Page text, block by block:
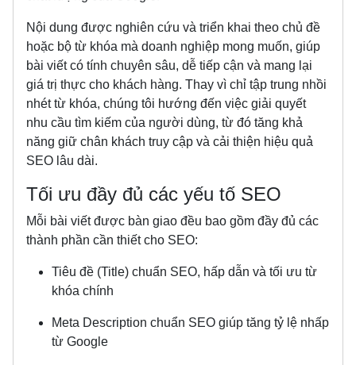
Nội dung được nghiên cứu và triển khai theo chủ đề
hoặc bộ từ khóa mà doanh nghiệp mong muốn, giúp
bài viết có tính chuyên sâu, dễ tiếp cận và mang lại
giá trị thực cho khách hàng. Thay vì chỉ tập trung nhồi
nhét từ khóa, chúng tôi hướng đến việc giải quyết
nhu cầu tìm kiếm của người dùng, từ đó tăng khả
năng giữ chân khách truy cập và cải thiện hiệu quả
SEO lâu dài.
Tối ưu đầy đủ các yếu tố SEO
Mỗi bài viết được bàn giao đều bao gồm đầy đủ các
thành phần cần thiết cho SEO:
Tiêu đề (Title) chuẩn SEO, hấp dẫn và tối ưu từ
khóa chính
Meta Description chuẩn SEO giúp tăng tỷ lệ nhấp
từ Google